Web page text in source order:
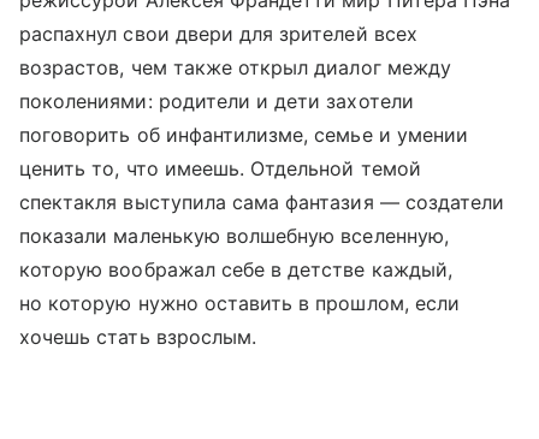
распахнул свои двери для зрителей всех
возрастов, чем также открыл диалог между
поколениями: родители и дети захотели
поговорить об инфантилизме, семье и умении
ценить то, что имеешь. Отдельной темой
спектакля выступила сама фантазия — создатели
показали маленькую волшебную вселенную,
которую воображал себе в детстве каждый,
но которую нужно оставить в прошлом, если
хочешь стать взрослым.